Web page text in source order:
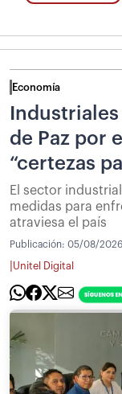
Economía
de Paz por
“certezas
El sector
medidas para
atraviesa el país
Publicación: 05/08/
Unitel Digital